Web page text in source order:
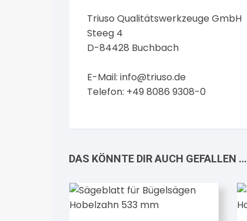
Triuso Qualitätswerkzeuge GmbH
Steeg 4
D-84428 Buchbach
E-Mail: info@triuso.de
Telefon: +49 8086 9308-0
DAS KÖNNTE DIR AUCH GEFALLEN …